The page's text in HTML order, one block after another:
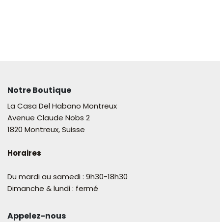
Notre Boutique
La Casa Del Habano Montreux
Avenue Claude Nobs 2
1820 Montreux, Suisse
Horaires
Du mardi au samedi : 9h30-18h30
Dimanche & lundi : fermé
Appelez-nous